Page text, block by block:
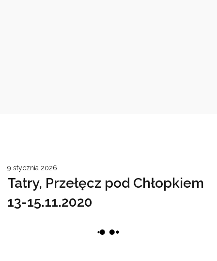
9 stycznia 2026
Tatry, Przełęcz pod Chłopkiem
13-15.11.2020